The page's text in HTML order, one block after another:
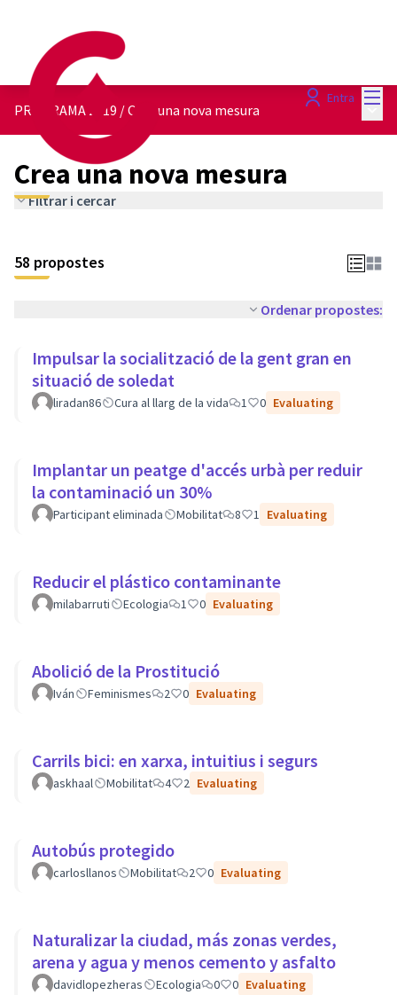
Entra
PROGRAMA 2019 /Crea una nova mesura
Crea una nova mesura
Filtrar i cercar
58 propostes
Ordenar propostes:
Impulsar la socialització de la gent gran en
situació de soledat
liradan86 Cura al llarg de la vida 1 0 Evaluating
Implantar un peatge d'accés urbà per reduir
la contaminació un 30%
Participant eliminada Mobilitat 8 1 Evaluating
Reducir el plástico contaminante
milabarruti Ecologia 1 0 Evaluating
Abolició de la Prostitució
Iván Feminismes 2 0 Evaluating
Carrils bici: en xarxa, intuitius i segurs
askhaal Mobilitat 4 2 Evaluating
Autobús protegido
carlosllanos Mobilitat 2 0 Evaluating
Naturalizar la ciudad, más zonas verdes,
arena y agua y menos cemento y asfalto
davidlopezheras Ecologia 0 0 Evaluating